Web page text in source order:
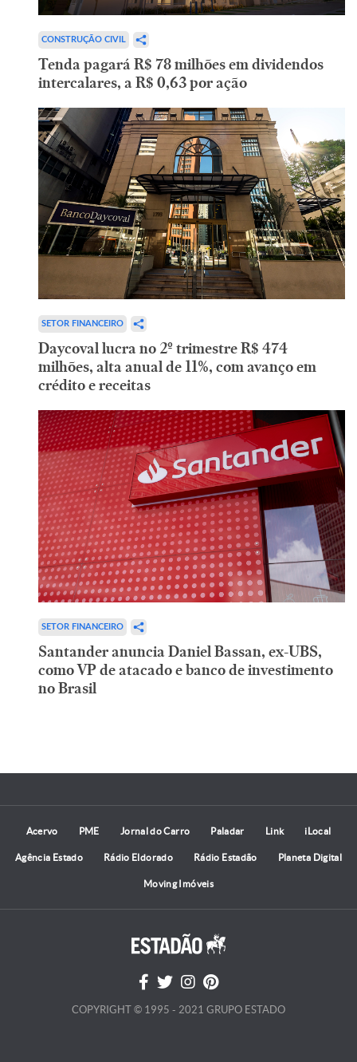
CONSTRUÇÃO CIVIL
Tenda pagará R$ 78 milhões em dividendos
intercalares, a R$ 0,63 por ação
SETOR FINANCEIRO
Daycoval lucra no 2º trimestre R$ 474
milhões, alta anual de 11%, com avanço em
crédito e receitas
SETOR FINANCEIRO
Santander anuncia Daniel Bassan, ex-UBS,
como VP de atacado e banco de investimento
no Brasil
Acervo PME Jornal do Carro Paladar Link iLocal
Agência Estado Rádio Eldorado Rádio Estadão Planeta Digital
Moving Imóveis
COPYRIGHT © 1995 - 2021 GRUPO ESTADO